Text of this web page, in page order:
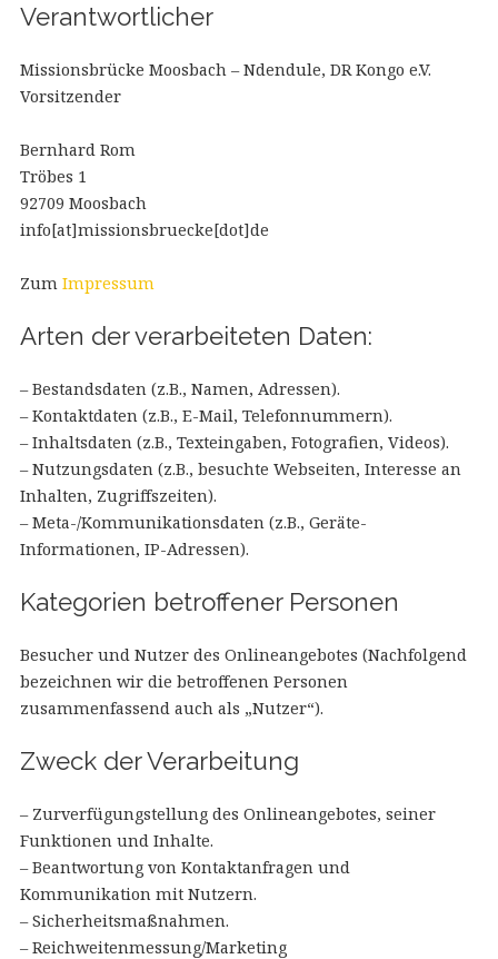
Verantwortlicher
Missionsbrücke Moosbach – Ndendule, DR Kongo e.V.
Vorsitzender
Bernhard Rom
Tröbes 1
92709 Moosbach
info[at]missionsbruecke[dot]de
Zum Impressum
Arten der verarbeiteten Daten:
– Bestandsdaten (z.B., Namen, Adressen).
– Kontaktdaten (z.B., E-Mail, Telefonnummern).
– Inhaltsdaten (z.B., Texteingaben, Fotografien, Videos).
– Nutzungsdaten (z.B., besuchte Webseiten, Interesse an
Inhalten, Zugriffszeiten).
– Meta-/Kommunikationsdaten (z.B., Geräte-
Informationen, IP-Adressen).
Kategorien betroffener Personen
Besucher und Nutzer des Onlineangebotes (Nachfolgend
bezeichnen wir die betroffenen Personen
zusammenfassend auch als „Nutzer“).
Zweck der Verarbeitung
– Zurverfügungstellung des Onlineangebotes, seiner
Funktionen und Inhalte.
– Beantwortung von Kontaktanfragen und
Kommunikation mit Nutzern.
– Sicherheitsmaßnahmen.
– Reichweitenmessung/Marketing